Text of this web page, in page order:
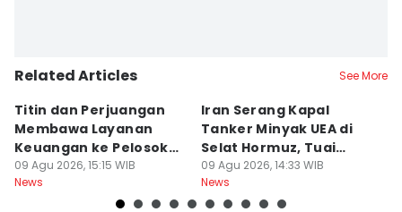
Related Articles See More
Titin dan Perjuangan
Membawa Layanan
Keuangan ke Pelosok
Wakatobi
09 Agu 2026, 15:15 WIB
News
Iran Serang Kapal
Tanker Minyak UEA di
Selat Hormuz, Tuai
Kecaman
09 Agu 2026, 14:33 WIB
News